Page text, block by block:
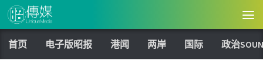
Skip to content
首页 电子版昭报 港闻 两岸 国际 政治